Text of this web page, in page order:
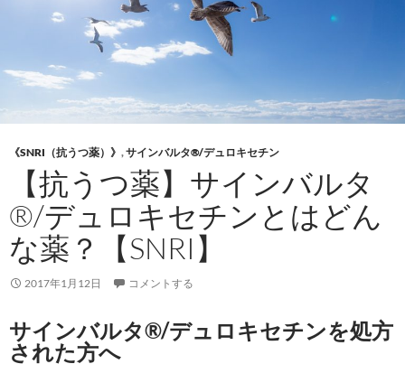
《SNRI（抗うつ薬）》 ,サインバルタ®/デュロキセチン
【抗うつ薬】サインバルタ
®/デュロキセチンとはどん
な薬？【SNRI】
2017年1月12日 コメントする
サインバルタ®/デュロキセチンを処方
された方へ